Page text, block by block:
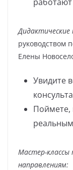
Дидактические
руководством
Елены
Увидите
Поймете,
Мастер-классы
направлениям: